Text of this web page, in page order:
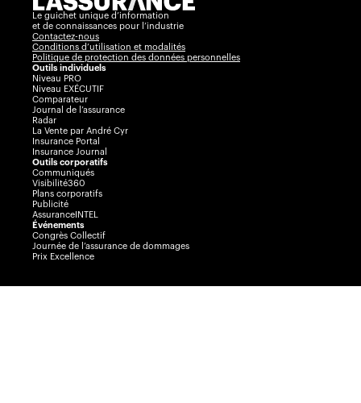
Le guichet unique d’information
et de connaissances pour l’industrie
Contactez-nous
Conditions d’utilisation et modalités
Politique de protection des données personnelles
Outils individuels
Niveau PRO
Niveau EXÉCUTIF
Comparateur
Journal de l’assurance
Radar
La Vente par André Cyr
Insurance Portal
Insurance Journal
Outils corporatifs
Communiqués
Visibilité360
Plans corporatifs
Publicité
AssuranceINTEL
Événements
Congrès Collectif
Journée de l’assurance de dommages
Prix Excellence